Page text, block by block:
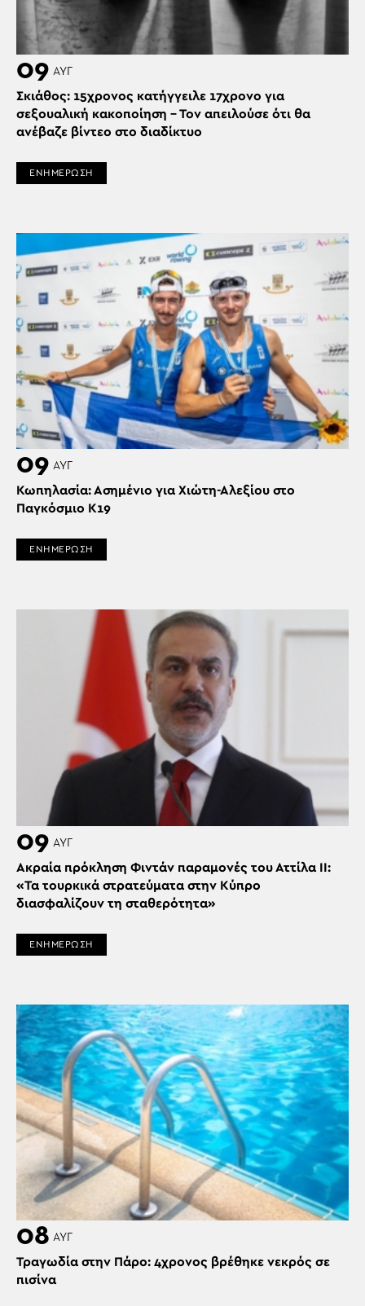
09 ΑΥΓ
Σκιάθος: 15χρονος κατήγγειλε 17χρονο για
σεξουαλική κακοποίηση – Τον απειλούσε ότι θα
ανέβαζε βίντεο στο διαδίκτυο
ΕΝΗΜΕΡΩΣΗ
09 ΑΥΓ
Κωπηλασία: Ασημένιο για Χιώτη-Αλεξίου στο
Παγκόσμιο Κ19
ΕΝΗΜΕΡΩΣΗ
09 ΑΥΓ
Ακραία πρόκληση Φιντάν παραμονές του Αττίλα ΙΙ:
«Τα τουρκικά στρατεύματα στην Κύπρο
διασφαλίζουν τη σταθερότητα»
ΕΝΗΜΕΡΩΣΗ
08 ΑΥΓ
Τραγωδία στην Πάρο: 4χρονος βρέθηκε νεκρός σε
πισίνα